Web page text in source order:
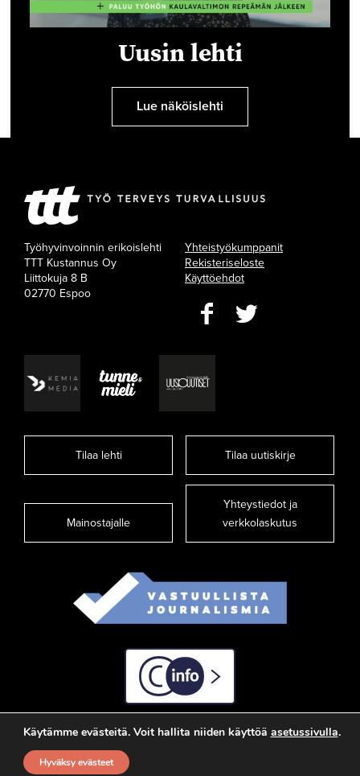
Uusin lehti
Lue näköislehti
Työhyvinvoinnin erikoislehti
TTT Kustannus Oy
Liittokuja 8 B
02770 Espoo
Yhteistyökumppanit
Rekisteriseloste
Käyttöehdot
Tilaa lehti Tilaa uutiskirje
Mainostajalle
Yhteystiedot ja
verkkolaskutus
C-info
Käytämme evästeitä. Voit hallita niiden käyttöä asetussivulla.
Hyväksy evästeet